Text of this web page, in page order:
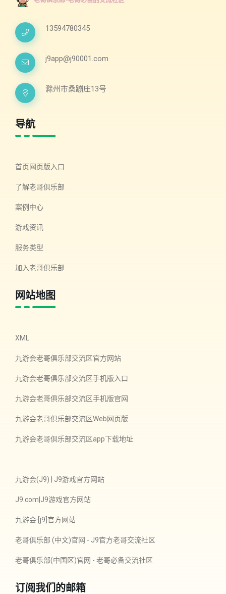
13594780345
j9app@j90001.com
滁州市桑蹦庄13号
导航
首页网页版入口
了解老哥俱乐部
案例中心
游戏资讯
服务类型
加入老哥俱乐部
网站地图
XML
九游会老哥俱乐部交流区官方网站
九游会老哥俱乐部交流区手机版入口
九游会老哥俱乐部交流区手机版官网
九游会老哥俱乐部交流区Web网页版
九游会老哥俱乐部交流区app下载地址
九游会(J9) | J9游戏官方网站
J9.com|J9游戏官方网站
九游会·[j9]官方网站
老哥俱乐部 (中文)官网 - J9官方老哥交流社区
老哥俱乐部(中国区)官网 - 老哥必备交流社区
订阅我们的邮箱